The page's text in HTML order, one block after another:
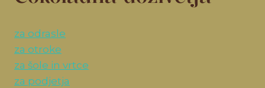
za odrasle
za otroke
za šole in vrtce
za podjetja